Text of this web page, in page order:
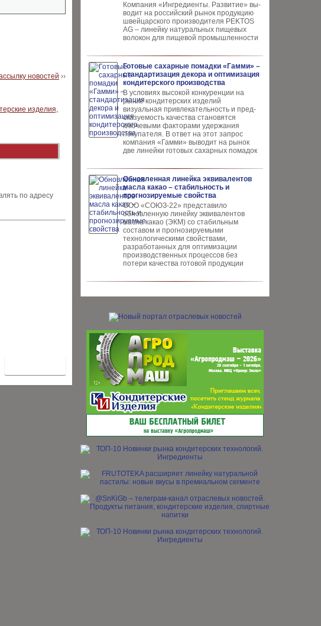
Компания «Ингредиенты. Развитие» вы­
водит на российский рынок продукцию
швей­царского производителя PEKTOS
AG – ли­нейку натуральных пищевых
волокон для пи­щевой промышленности
Готовые сахарные помадки «Гамми» –
стандартизация декора и оптимизация
кондитерского производства
В условиях высокой кон­куренции на
рынке конди­терских изделий
визуальная привлекательность и пред­
сказуемость качества ста­новятся
ключевыми факто­рами удержания
покупателя. В ответ на этот запрос
компания «Гамми» выводит на рынок
две линейки готовых сахарных помадок
Обновленная линейка эквивалентов
масла какао – стабильность и
прогнозируемые свойства
ООО «СОЮЗ-22» представило
обновлен­ную линейку эквивалентов
масла ка­као (ЭКМ) со стабильным
составом и прогнозируемыми
технологическими свойствами,
разработанных для опти­мизации
производственных процес­сов без
потери качества готовой про­дукции
новостей ››
по адресу